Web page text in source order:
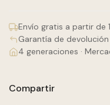
Envío gratis a partir de
Garantía de devolución
4 generaciones ·
Compartir